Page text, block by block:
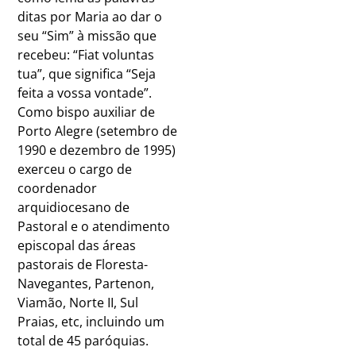
ditas por Maria ao dar o
seu “Sim” à missão que
recebeu: “Fiat voluntas
tua”, que significa “Seja
feita a vossa vontade”.
Como bispo auxiliar de
Porto Alegre (setembro de
1990 e dezembro de 1995)
exerceu o cargo de
coordenador
arquidiocesano de
Pastoral e o atendimento
episcopal das áreas
pastorais de Floresta-
Navegantes, Partenon,
Viamão, Norte II, Sul
Praias, etc, incluindo um
total de 45 paróquias.